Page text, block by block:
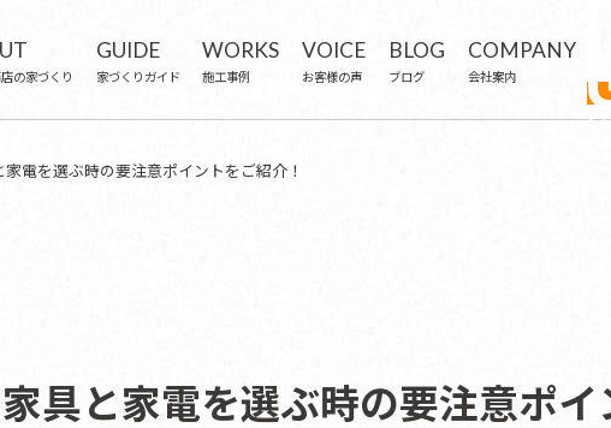
の家づくり
GUIDE
家づくりガイド
WORKS
施工事例
VOICE
お客様の声
BLOG
ブログ
COMPANY
会社案内
シ
電を選ぶ時の要注意ポイントをご紹介！
具と家電を選ぶ時の要注意ポイ